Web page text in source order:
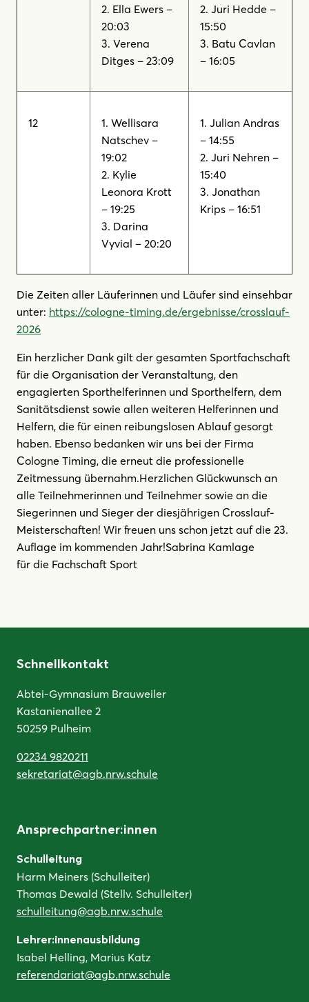
2. Ella Ewers –
20:03
3. Verena
Ditges – 23:09
2. Juri Hedde –
15:50
3. Batu Cavlan
– 16:05
12
1. Wellisara
Natschev –
19:02
2. Kylie
Leonora Krott
– 19:25
3. Darina
Vyvial – 20:20
1. Julian Andras
– 14:55
2. Juri Nehren –
15:40
3. Jonathan
Krips – 16:51
Die Zeiten aller Läuferinnen und Läufer sind einsehbar
unter: https://cologne-timing.de/ergebnisse/crosslauf-
2026
Ein herzlicher Dank gilt der gesamten Sportfachschaft
für die Organisation der Veranstaltung, den
engagierten Sporthelferinnen und Sporthelfern, dem
Sanitätsdienst sowie allen weiteren Helferinnen und
Helfern, die für einen reibungslosen Ablauf gesorgt
haben. Ebenso bedanken wir uns bei der Firma
Cologne Timing, die erneut die professionelle
Zeitmessung übernahm.Herzlichen Glückwunsch an
alle Teilnehmerinnen und Teilnehmer sowie an die
Siegerinnen und Sieger der diesjährigen Crosslauf-
Meisterschaften! Wir freuen uns schon jetzt auf die 23.
Auflage im kommenden Jahr!Sabrina Kamlage
für die Fachschaft Sport
Schnellkontakt
Abtei-Gymnasium Brauweiler
Kastanienallee 2
50259 Pulheim
02234 9820211
sekretariat@agb.nrw.schule
Ansprechpartner:innen
Schulleitung
Harm Meiners (Schulleiter)
Thomas Dewald (Stellv. Schulleiter)
schulleitung@agb.nrw.schule
Lehrer:innenausbildung
Isabel Helling, Marius Katz
referendariat@agb.nrw.schule